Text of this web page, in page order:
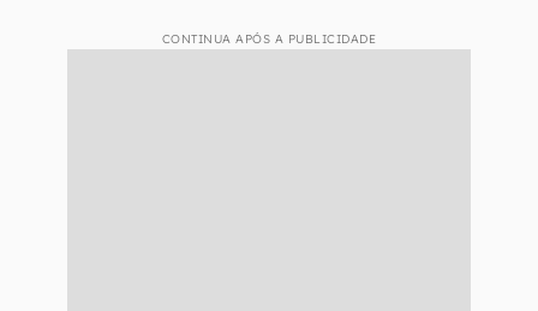
CONTINUA APÓS A PUBLICIDADE